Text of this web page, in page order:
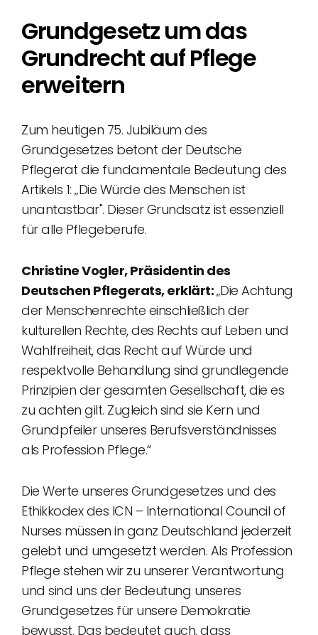
Grundgesetz um das
Grundrecht auf Pflege
erweitern
Zum heutigen 75. Jubiläum des
Grundgesetzes betont der Deutsche
Pflegerat die fundamentale Bedeutung des
Artikels 1: „Die Würde des Menschen ist
unantastbar". Dieser Grundsatz ist essenziell
für alle Pflegeberufe.
Christine Vogler, Präsidentin des
Deutschen Pflegerats, erklärt:„Die Achtung
der Menschenrechte einschließlich der
kulturellen Rechte, des Rechts auf Leben und
Wahlfreiheit, das Recht auf Würde und
respektvolle Behandlung sind grundlegende
Prinzipien der gesamten Gesellschaft, die es
zu achten gilt. Zugleich sind sie Kern und
Grundpfeiler unseres Berufsverständnisses
als Profession Pflege.“
Die Werte unseres Grundgesetzes und des
Ethikkodex des ICN – International Council of
Nurses müssen in ganz Deutschland jederzeit
gelebt und umgesetzt werden. Als Profession
Pflege stehen wir zu unserer Verantwortung
und sind uns der Bedeutung unseres
Grundgesetzes für unsere Demokratie
bewusst. Das bedeutet auch, dass